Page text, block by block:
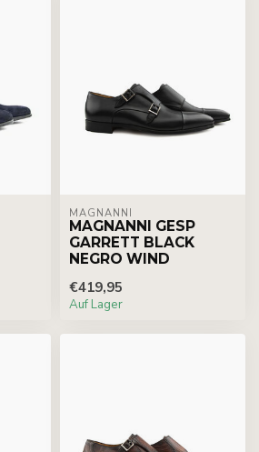
MAGNANNI
MAGNANNI GESP
GARRETT BLACK
NEGRO WIND
€419,95
Auf Lager